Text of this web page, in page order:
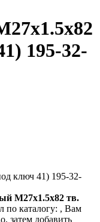
195-32-
ключ 41) 195-32-
M27x1.5x82 тв.
по каталогу: , Вам
затем добавить